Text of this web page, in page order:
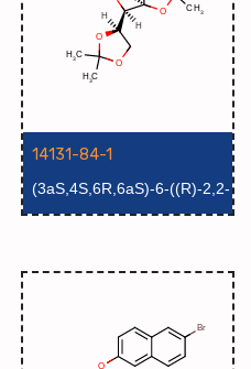
14131-84-1
(3aS,4S,6R,6aS)-6-((R)-2,2-
二甲基-1,3-二氧戊环-4-
醇